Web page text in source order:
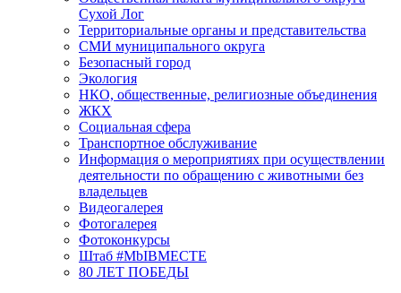
Сухой Лог
Территориальные органы и представительства
СМИ муниципального округа
Безопасный город
Экология
НКО, общественные, религиозные объединения
ЖКХ
Социальная сфера
Транспортное обслуживание
Информация о мероприятиях при осуществлении
деятельности по обращению с животными без
владельцев
Видеогалерея
Фотогалерея
Фотоконкурсы
Штаб #MbIBMECTE
80 ЛЕТ ПОБЕДЫ